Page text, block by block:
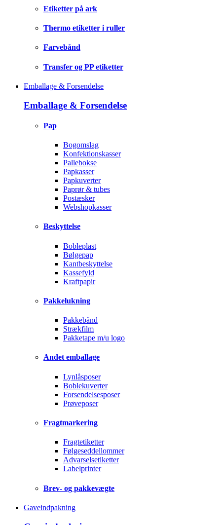
Etiketter på ark
Thermo etiketter i ruller
Farvebånd
Transfer og PP etiketter
Emballage & Forsendelse
Emballage & Forsendelse
Pap
Bogomslag
Konfektionskasser
Pallebokse
Papkasser
Papkuverter
Paprør & tubes
Postæsker
Webshopkasser
Beskyttelse
Bobleplast
Bølgepap
Kantbeskyttelse
Kassefyld
Kraftpapir
Pakkelukning
Pakkebånd
Strækfilm
Pakketape m/u logo
Andet emballage
Lynlåsposer
Boblekuverter
Forsendelsesposer
Prøveposer
Fragtmarkering
Fragtetiketter
Følgeseddellommer
Advarselsetiketter
Labelprinter
Brev- og pakkevægte
Gaveindpakning